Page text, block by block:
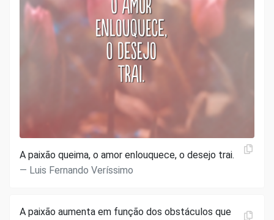
A paixão queima, o amor enlouquece, o desejo trai.
Luis Fernando Veríssimo
A paixão aumenta em função dos obstáculos que